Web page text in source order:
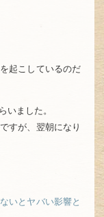
起こしているのだ
いました。
すが、翌朝になり
いとヤバい影響と